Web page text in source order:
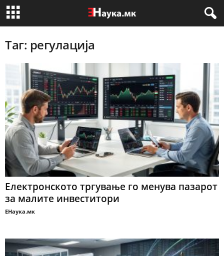
Таг: регулација
Електронското тргување го менува пазарот
за малите инвеститори
ЕНаука.мк